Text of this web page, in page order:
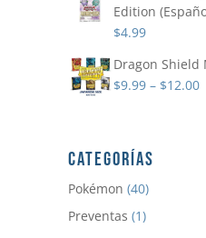
Edition
$4.99
Dragon Shield
$9.99– $12.00
CATEGORÍAS
Pokémon (40)
Preventas (1)